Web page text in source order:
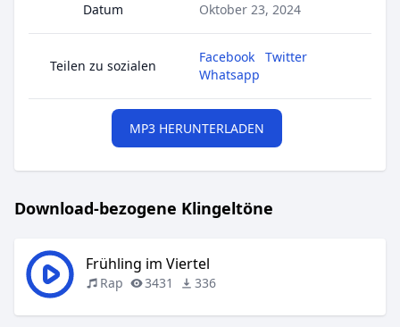
Datum Oktober 23, 2024
Teilen zu sozialen
Facebook
Twitter
Whatsapp
MP3 HERUNTERLADEN
Download-bezogene Klingeltöne
Frühling im Viertel
Rap 3431 336